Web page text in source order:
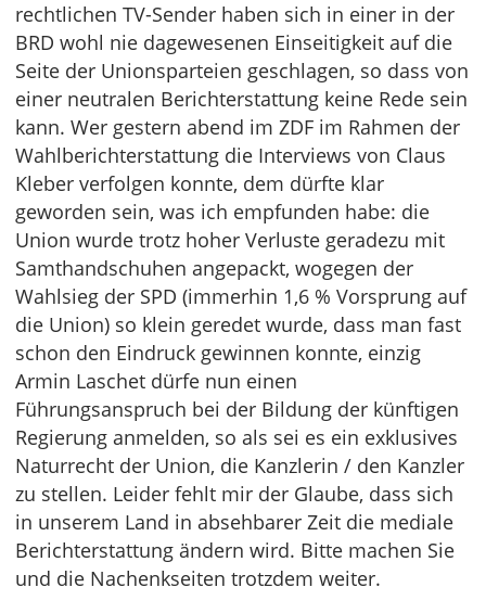
rechtlichen TV-Sender haben sich in einer in der
BRD wohl nie dagewesenen Einseitigkeit auf die
Seite der Unionsparteien geschlagen, so dass von
einer neutralen Berichterstattung keine Rede sein
kann. Wer gestern abend im ZDF im Rahmen der
Wahlberichterstattung die Interviews von Claus
Kleber verfolgen konnte, dem dürfte klar
geworden sein, was ich empfunden habe: die
Union wurde trotz hoher Verluste geradezu mit
Samthandschuhen angepackt, wogegen der
Wahlsieg der SPD (immerhin 1,6 % Vorsprung auf
die Union) so klein geredet wurde, dass man fast
schon den Eindruck gewinnen konnte, einzig
Armin Laschet dürfe nun einen
Führungsanspruch bei der Bildung der künftigen
Regierung anmelden, so als sei es ein exklusives
Naturrecht der Union, die Kanzlerin / den Kanzler
zu stellen. Leider fehlt mir der Glaube, dass sich
in unserem Land in absehbarer Zeit die mediale
Berichterstattung ändern wird. Bitte machen Sie
und die Nachenkseiten trotzdem weiter.